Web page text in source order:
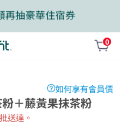
任2件88折
0
如何享有會員價
＋藤黃果抹茶粉
送達。